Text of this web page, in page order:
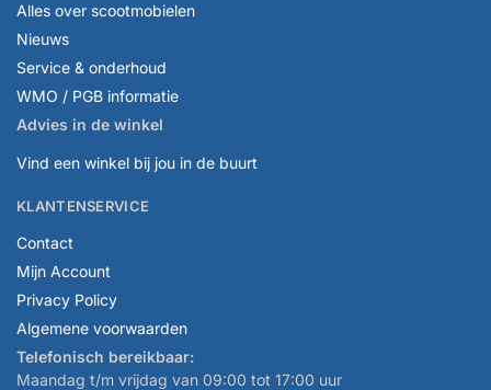
Alles over scootmobielen
Nieuws
Service & onderhoud
WMO / PGB informatie
Advies in de winkel
Vind een winkel bij jou in de buurt
KLANTENSERVICE
Contact
Mijn Account
Privacy Policy
Algemene voorwaarden
Telefonisch bereikbaar:
Maandag t/m vrijdag van 09:00 tot 17:00 uur